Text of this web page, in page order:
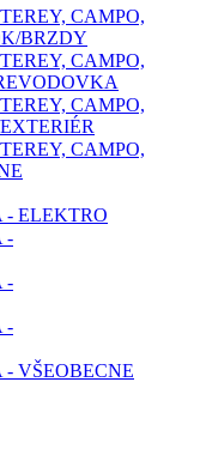
CAMPO,
BRZDY
CAMPO,
CAMPO,
CAMPO,
ELEKTRO
-
-
-
VŠEOBECNE